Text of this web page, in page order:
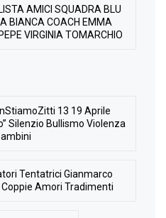
AMICI SQUADRA BLU
BIANCA COACH EMMA
VIRGINIA TOMARCHIO
13 19 Aprile
Silenzio Bullismo Violenza
Tentatrici Gianmarco
Amori Tradimenti